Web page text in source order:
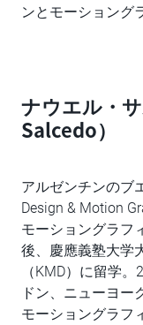
ンとモーショング
ナウエル・
Salcedo）
アルゼンチンのブ
Design & Motion
モーショングラフ
後、慶應義塾大学
（KMD）に留学
ドン、ニューヨー
モーショングラフ